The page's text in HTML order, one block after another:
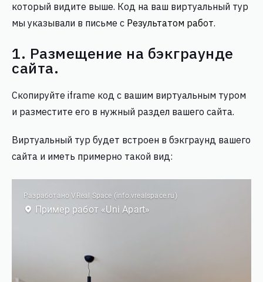
который видите выше. Код на ваш виртуальный тур
мы указывали в письме с Результатом работ.
1. Размещение на бэкграунде
сайта.
Скопируйте iframe код с вашим виртуальным туром
и разместите его в нужный раздел вашего сайта.
Виртуальный тур будет встроен в бэкграунд вашего
сайта и иметь примерно такой вид: